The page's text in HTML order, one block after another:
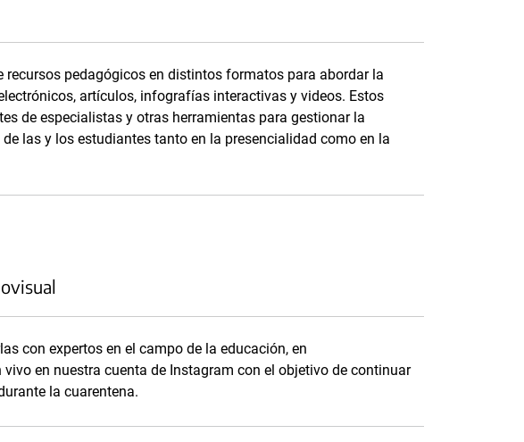
recursos pedagógicos en distintos formatos para abordar la
artículos, infografías interactivas y videos. Estos
de especialistas y otras herramientas para gestionar la
las y los estudiantes tanto en la presencialidad como en la
con expertos en el campo de la educación, en
en nuestra cuenta de Instagram con el objetivo de continuar
la cuarentena.